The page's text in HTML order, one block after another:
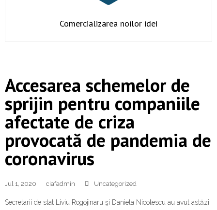
Comercializarea noilor idei
Accesarea schemelor de
sprijin pentru companiile
afectate de criza
provocată de pandemia de
coronavirus
Jul 1, 2020 ciafadmin Uncategorized
Secretarii de stat Liviu Rogojinaru şi Daniela Nicolescu au avut astăzi